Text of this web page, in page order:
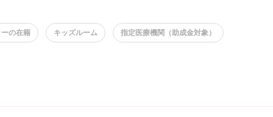
の在籍 キッズルーム 指定医療機関（助成金対象）